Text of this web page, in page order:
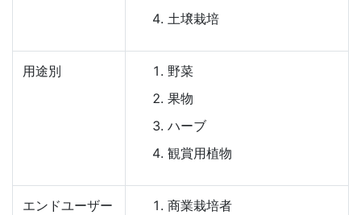
土壌栽培
用途別
野菜
果物
ハーブ
観賞用植物
エンドユーザー
商業栽培者